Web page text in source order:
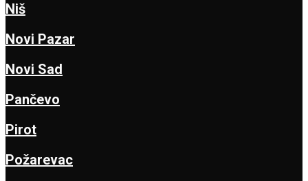
Niš
Novi Pazar
Novi Sad
Pančevo
Pirot
Požarevac